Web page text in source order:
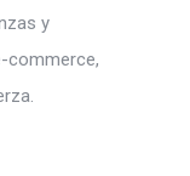
y
commerce,